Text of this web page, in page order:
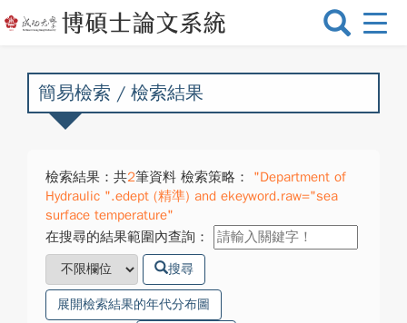
選
換
簡易檢索 / 檢索結果
檢索結果：共2筆資料 檢索策略：
"Department of
Hydraulic ".edept (精準) and ekeyword.raw="sea
surface temperature"
在搜尋的結果範圍內查詢：
搜尋
展開檢索結果的年代分布圖